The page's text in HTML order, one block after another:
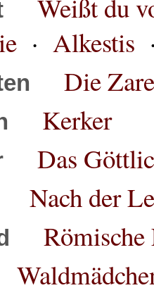
Weißt du
· Alkestis
Die
Kerker
Das
Nach der
Römische